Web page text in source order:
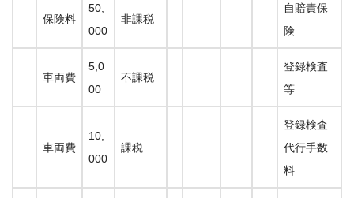
保険料
50,
000
非課税
自賠責保
険
車両費
5,0
00
不課税
登録検査
等
車両費
10,
000
課税
登録検査
代行手数
料